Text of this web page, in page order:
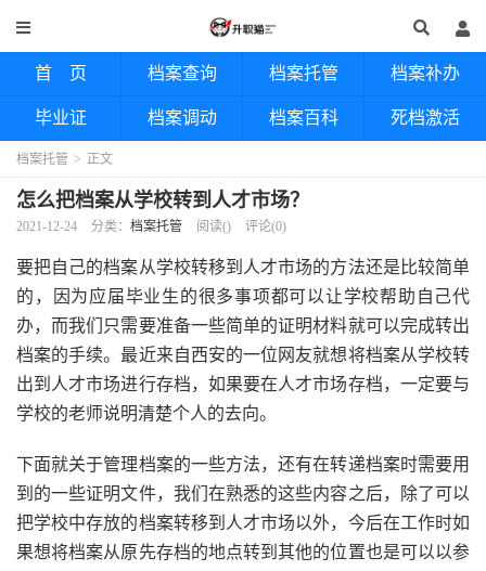
首 页 档案查询 档案托管 档案补办
毕业证 档案调动 档案百科 死档激活
档案托管 > 正文
怎么把档案从学校转到人才市场？
2021-12-24 分类： 档案托管 阅读() 评论(0)
要把自己的档案从学校转移到人才市场的方法还是比较简单
的，因为应届毕业生的很多事项都可以让学校帮助自己代
办，而我们只需要准备一些简单的证明材料就可以完成转出
档案的手续。最近来自西安的一位网友就想将档案从学校转
出到人才市场进行存档，如果要在人才市场存档，一定要与
学校的老师说明清楚个人的去向。
下面就关于管理档案的一些方法，还有在转递档案时需要用
到的一些证明文件，我们在熟悉的这些内容之后，除了可以
把学校中存放的档案转移到人才市场以外，今后在工作时如
果想将档案从原先存档的地点转到其他的位置也是可以以参